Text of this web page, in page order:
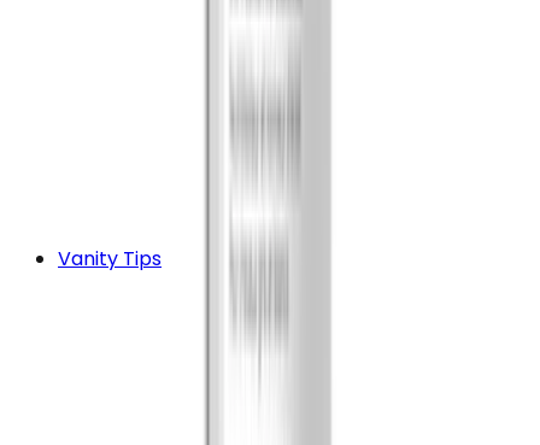
Vanity Tips